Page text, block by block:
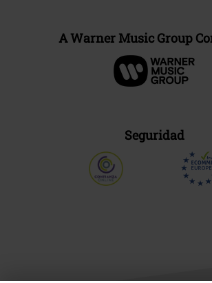
A Warner Music Group
Seguridad